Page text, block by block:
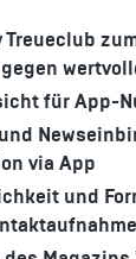
Treueclub
für App-
via App
und